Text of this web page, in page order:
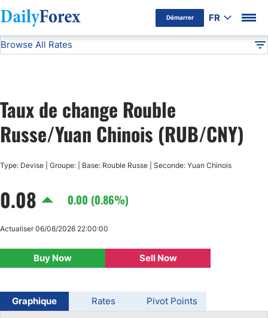
Démarrer FR
Avertissement Publicitaire
Browse All Rates
USD/JPY
GBP/USD
AUD/USD
Taux de change Rouble
Russe/Yuan Chinois (RUB/CNY)
Type: Devise | Groupe: | Base: Rouble Russe | Seconde: Yuan Chinois
0.08 0.00 (0.86%)
Buy Now Sell Now
Actualiser 06/08/2026 22:00:00
Graphique Rates Pivot Points